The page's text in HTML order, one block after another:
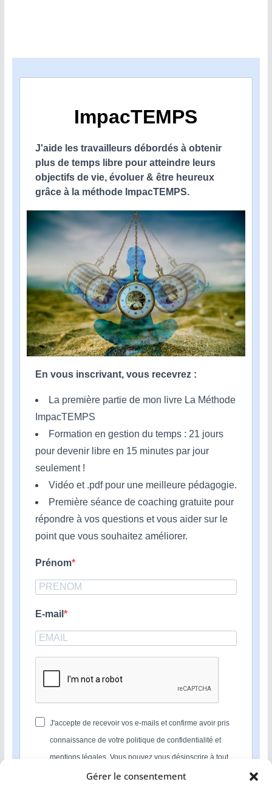
Gérer le consentement
ImpacTEMPS
J'aide les travailleurs débordés à obtenir
plus de temps libre pour atteindre leurs
objectifs de vie, évoluer & être heureux
grâce à la méthode ImpacTEMPS.
En vous inscrivant, vous recevrez :
La première partie de mon livre La Méthode
ImpacTEMPS
Formation en gestion du temps : 21 jours
pour devenir libre en 15 minutes par jour
seulement !
Vidéo et .pdf pour une meilleure pédagogie.
Première séance de coaching gratuite pour
répondre à vos questions et vous aider sur le
point que vous souhaitez améliorer.
Prénom
E-mail
J'accepte de recevoir vos e-mails et confirme avoir pris
connaissance de votre politique de confidentialité et
mentions légales. Vous pouvez vous désinscrire à tout
moment en cliquant sur le lien présent dans nos emails.